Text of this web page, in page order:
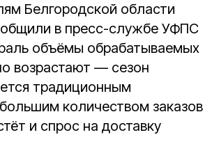
Белгородской области
в пресс-службе УФПС
объёмы обрабатываемых
возрастают — сезон
традиционным
количеством заказов
и спрос на доставку